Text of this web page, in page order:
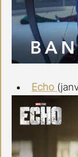
Echo